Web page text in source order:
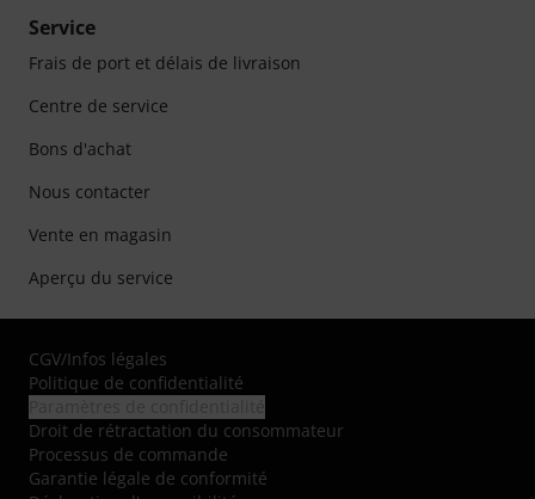
Service
Frais de port et délais de livraison
Centre de service
Bons d'achat
Nous contacter
Vente en magasin
Aperçu du service
CGV/Infos légales
Politique de confidentialité
Droit de rétractation du consommateur
Processus de commande
Garantie légale de conformité